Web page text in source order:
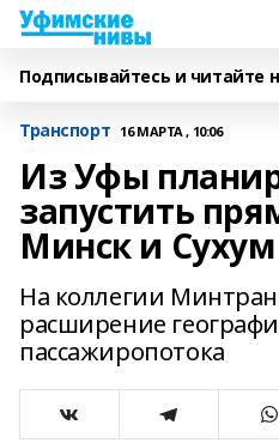
Подписывайтесь и читайте
Транспорт 16 МАРТА , 10:06
Из Уфы
запустить
Минск и Сухум
На коллегии
расширение
пассажиропотока